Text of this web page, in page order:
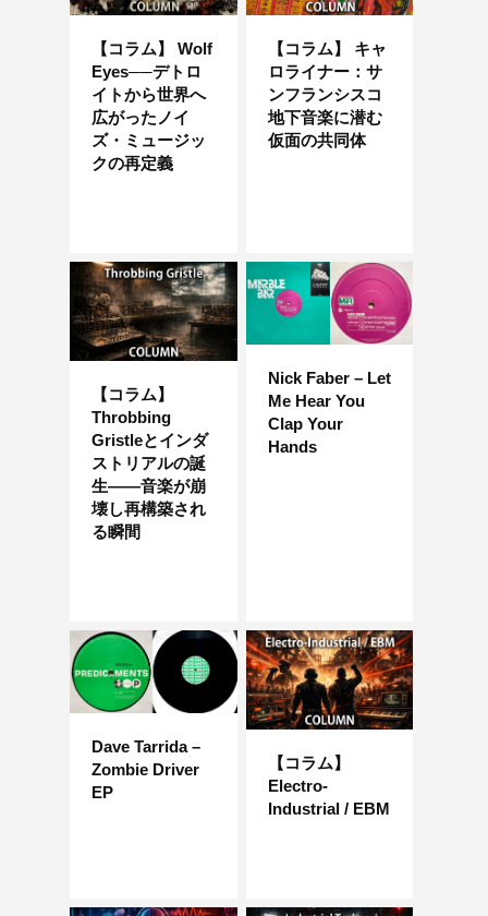
【コラム】 Wolf
Eyes──デトロ
イトから世界へ
広がったノイ
ズ・ミュージッ
クの再定義
【コラム】 キャ
ロライナー：サ
ンフランシスコ
地下音楽に潜む
仮面の共同体
【コラム】
Throbbing
Gristleとインダ
ストリアルの誕
生——音楽が崩
壊し再構築され
る瞬間
Nick Faber – Let
Me Hear You
Clap Your
Hands
Dave Tarrida –
Zombie Driver
EP
【コラム】
Electro-
Industrial / EBM